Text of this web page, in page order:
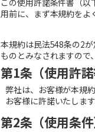
この使用許諾条件書（
用前に、まず本規約をよ
本規約は民法548条の2
ものとみなされますので
第1条（使用許諾
弊社は、お客様が本規
お客様に許諾いたしま
第2条（使用条件